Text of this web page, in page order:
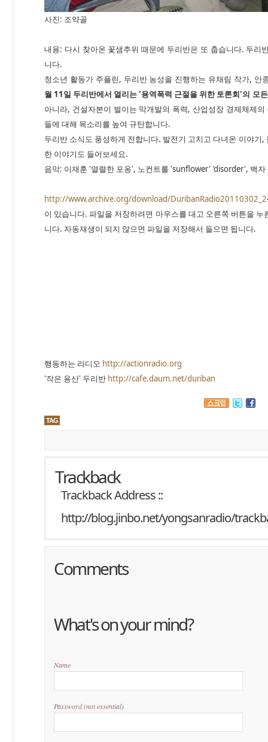
사진: 조약골
내용: 다시 찾아온 꽃샘추위 때문에 두리반은 또 춥습니다. 두
니다.
청소년 활동가 주플린, 두리반 농성을 진행하는 유채림 작가, 안
월 11일 두리반에서 열리는 '용역폭력 근절을 위한 토론회'의 모
아니라, 건설자본이 벌이는 막개발의 폭력, 산업성장 경제체제
들에 대해 목소리를 높여 규탄합니다.
두리반 소식도 풍성하게 전합니다. 발전기 고치고 다녀온 이야기
한 이야기도 들어보세요.
음악: 이재훈 '열렬한 포옹', 노컨트롤 'sunflower' 'disorder', 백자
http://www.archive.org/download/
이 있습니다. 파일을 저장하려면 마우스를 대고 오른쪽 버튼을
니다. 자동재생이 되지 않으면 파일을 저장해서 들으면 됩니다.
행동하는 라디오 http://actionradio.org
'작은 용산' 두리반 http://cafe.daum.net/duriban
TAG
Trackback
Trackback Address ::
http://blog.jinbo.net/yongsanradio/
Comments
What's on your mind?
Name
Password(not essential)